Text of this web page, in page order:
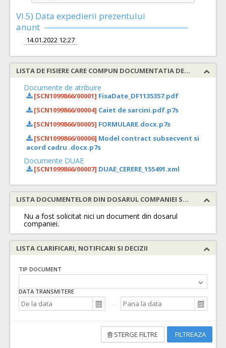
VI.5) Data expedierii prezentului
anunt
14.01.2022 12:27
LISTA DE FISIERE CARE COMPUN DOCUMENTATIA DE ATRIBUIRE
Documente de atribuire
[SCN1099866/00001] FisaDate_DF1135357.pdf
[SCN1099866/00004] Caiet de sarcini.pdf.p7s
[SCN1099866/00005] FORMULARE.docx.p7s
[SCN1099866/00006] Model contract subsecvent si
acord cadru .docx.p7s
Documente DUAE
[SCN1099866/00007] DUAE_CERERE_155491.xml
LISTA DOCUMENTELOR DIN DOSARUL COMPANIEI SOLICITATE
Nu a fost solicitat nici un document din dosarul
companiei.
LISTA CLARIFICARI, NOTIFICARI SI DECIZII
TIP DOCUMENT
DATA TRANSMITERE
FILTREAZA
STERGE FILTRE